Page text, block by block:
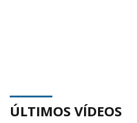
ÚLTIMOS VÍDEOS